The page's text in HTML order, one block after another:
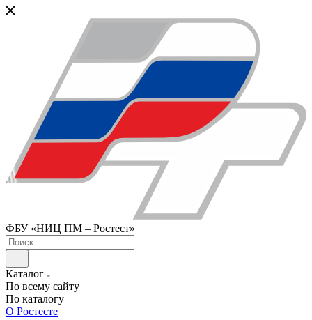
ФБУ «НИЦ ПМ – Ростест»
Каталог
По всему сайту
По каталогу
О Ростесте